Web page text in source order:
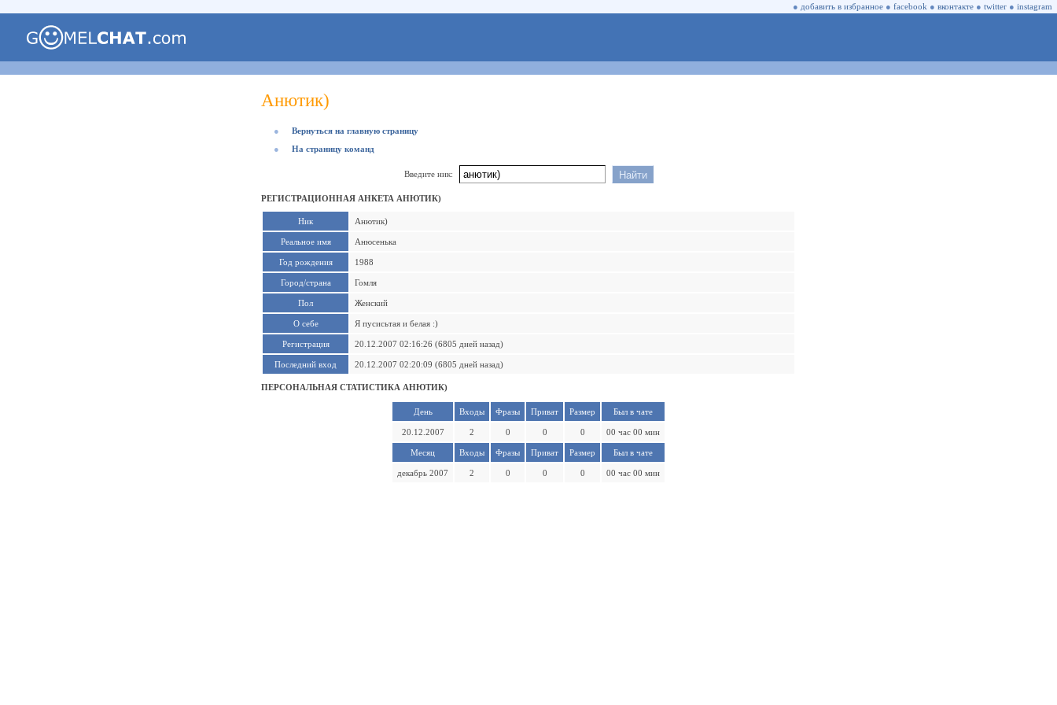
● добавить в избранное ● facebook ● вконтакте ● twitter ● instagram
Анютик)
●
Вернуться на главную страницу
●
На страницу команд
Введите ник:
РЕГИСТРАЦИОННАЯ АНКЕТА АНЮТИК)
Ник Анютик)
Реальное имя Анюсенька
Год рождения 1988
Город/страна Гомля
Пол Женский
О себе Я пусисьтая и белая :)
Регистрация 20.12.2007 02:16:26 (6805 дней назад)
Последний вход 20.12.2007 02:20:09 (6805 дней назад)
ПЕРСОНАЛЬНАЯ СТАТИСТИКА АНЮТИК)
День Входы Фразы Приват Размер Был в чате
20.12.2007 2 0 0 0 00 час 00 мин
Месяц Входы Фразы Приват Размер Был в чате
декабрь 2007 2 0 0 0 00 час 00 мин